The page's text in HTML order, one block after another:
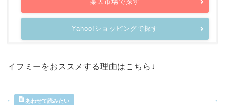
楽天市場で探す
Yahoo!ショッピングで探す
イフミーをおススメする理由はこちら↓